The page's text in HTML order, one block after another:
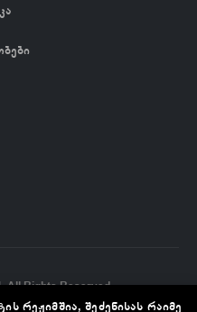
All Rights Reserved
რეჟიმშია, შეძენისას რაიმე